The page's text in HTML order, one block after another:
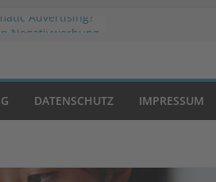
Advertising?
passt zu
DATENSCHUTZ IMPRESSUM